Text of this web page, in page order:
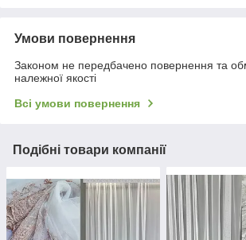
Умови повернення
Законом не передбачено повернення та
належної якості
Всі умови повернення
Подібні товари компанії